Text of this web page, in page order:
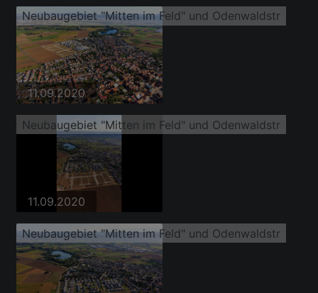
Neubaugebiet "Mitten im Feld" und Odenwaldstr
11.09.2020
Neubaugebiet "Mitten im Feld" und Odenwaldstr
11.09.2020
Neubaugebiet "Mitten im Feld" und Odenwaldstr